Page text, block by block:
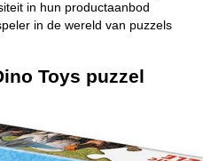
in hun productaanbod
in de wereld van puzzels
Toys puzzel